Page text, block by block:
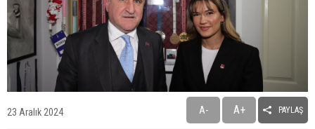
23 Aralık 2024 A- A+ PAYLAŞ